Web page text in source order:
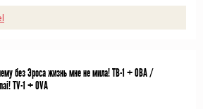
без Эроса жизнь мне не мила! ТВ-1 + ОВА /
TV-1 + OVA